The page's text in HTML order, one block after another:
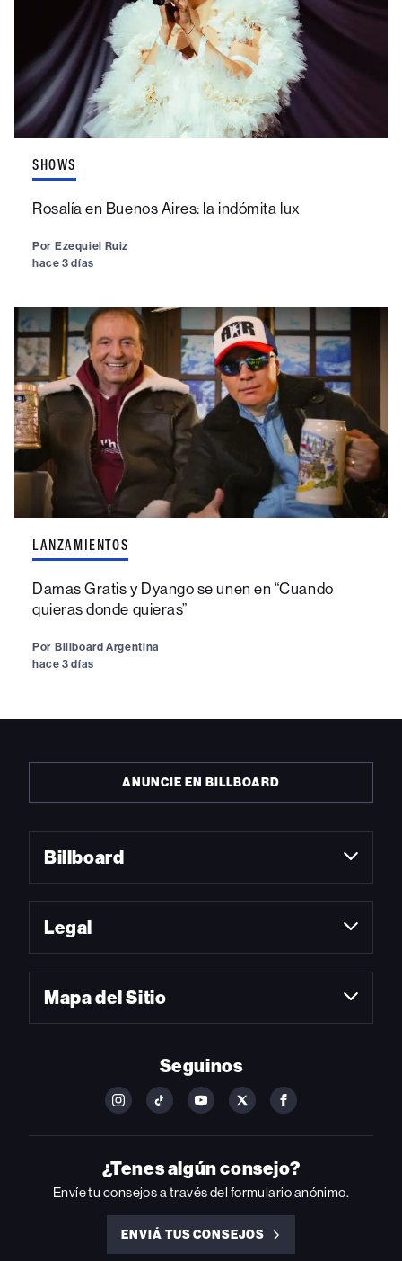
SHOWS
Rosalía en Buenos Aires: la indómita lux
Por Ezequiel Ruiz
hace 3 días
LANZAMIENTOS
Damas Gratis y Dyango se unen en “Cuando
quieras donde quieras”
Por Billboard Argentina
hace 3 días
ANUNCIE EN BILLBOARD
Billboard
Legal
Mapa del Sitio
Seguinos
FOLLOW
ON
INSTAGRAM
FOLLOW
ON
YOUTUBE
FOLLOW
ON
YOUTUBE
FOLLOW
ON
FOLLOW
ON
FACEBOOK
¿Tenes algún consejo?
Envíe tu consejos a través del formulario anónimo.
ENVIÁ TUS CONSEJOS
ENVIÁ